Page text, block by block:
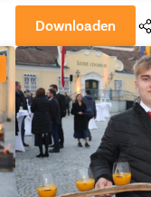
Downloaden